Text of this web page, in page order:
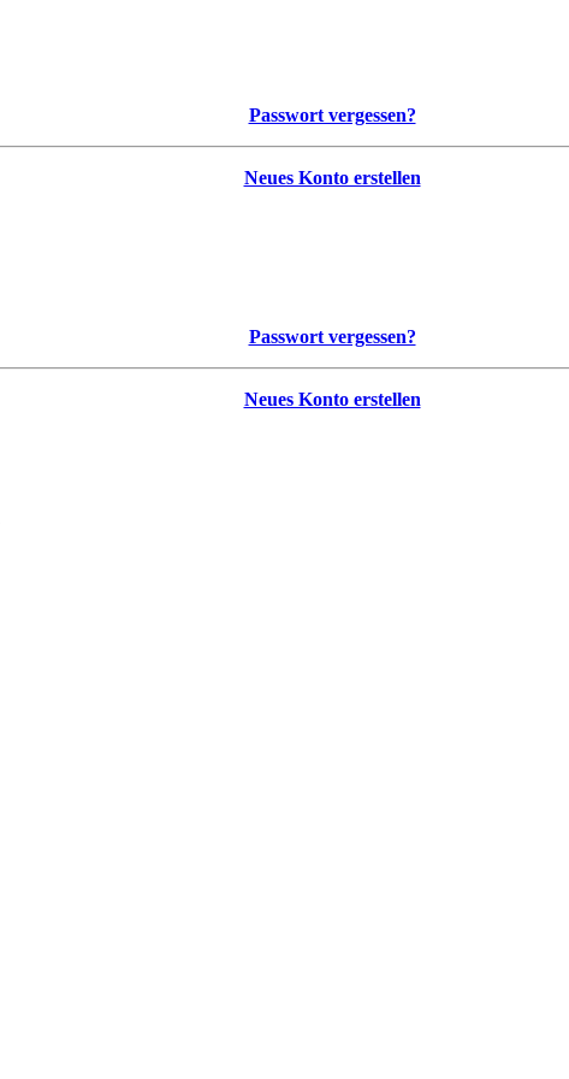
Passwort vergessen?
Neues Konto erstellen
Passwort vergessen?
Neues Konto erstellen